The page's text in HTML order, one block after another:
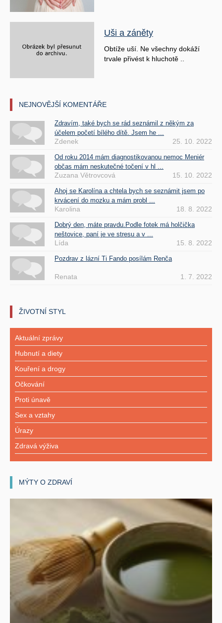
Uši a záněty
Obtíže uší. Ne všechny dokáží
trvale přivést k hluchotě ..
NEJNOVĚJŠÍ KOMENTÁŘE
Zdravím, také bych se rád seznámil z někým za
účelem početí bílého dítě. Jsem he ...
Zdenek 25. 10. 2022
Od roku 2014 mám diagnostikovanou nemoc Meniér
občas mám neskutečné točení v hl ...
Zuzana Větrovcová 15. 10. 2022
Ahoj se Karolína a chtela bych se seznámit jsem po
krvácení do mozku a mám probl ...
Karolina 18. 8. 2022
Dobrý den, máte pravdu.Podle fotek má holčička
neštovice, paní je ve stresu a v ...
Lída 15. 8. 2022
Pozdrav z lázní Ti Fando posílám Renča
Renata 1. 7. 2022
ŽIVOTNÍ STYL
Aktuální zprávy
Hubnutí a diety
Kouření a drogy
Očkování
Proti únavě
Sex a vztahy
Úrazy
Zdravá výživa
MÝTY O ZDRAVÍ